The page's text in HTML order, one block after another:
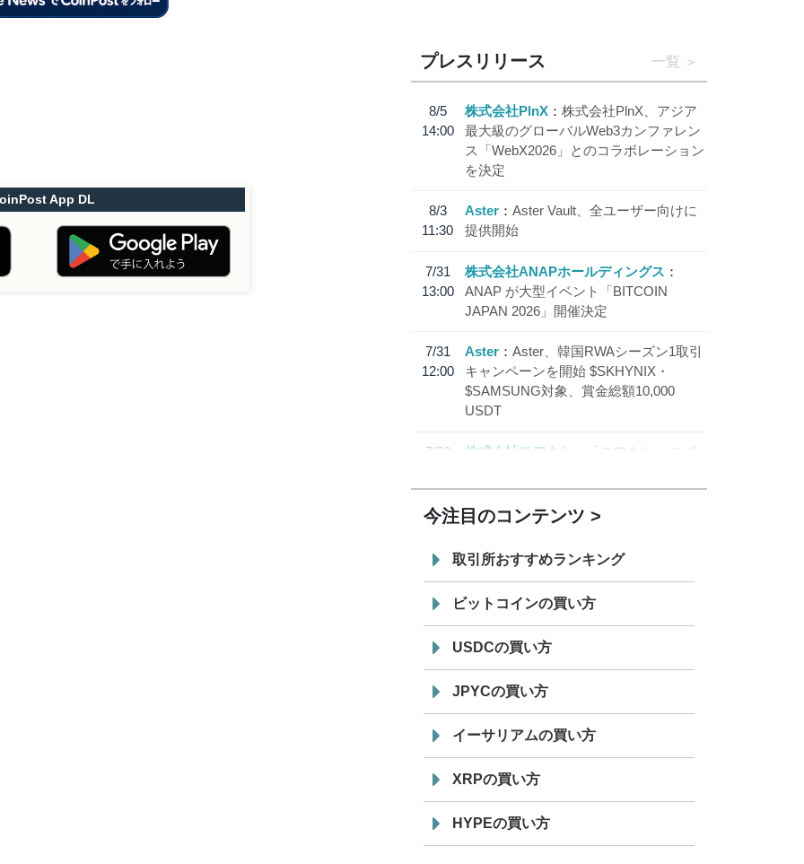
App DL
プレスリリース 一覧
8/5
14:00
株式会社PlnX
株式会社PlnX、アジア
最大級のグローバルWeb3カンファレン
ス「WebX2026」とのコラボレーション
を決定
8/3
11:30
Aster
Aster Vault、全ユーザー向けに
提供開始
7/31
13:00
株式会社ANAPホールディングス
ANAP が大型イベント「BITCOIN
JAPAN 2026」開催決定
7/31
12:00
Aster
Aster、韓国RWAシーズン1取引
キャンペーンを開始 $SKHYNIX・
$SAMSUNG対象、賞金総額10,000
USDT
7/30
株式会社モアクト
「モアクト」 のポ
「 JPYC」を追加
19:30
てステーブルコイン「JPYSC」徹底解
説セミナーを開催
今注目のコンテンツ
取引所おすすめランキング
ビットコインの買い方
USDCの買い方
JPYCの買い方
イーサリアムの買い方
XRPの買い方
HYPEの買い方